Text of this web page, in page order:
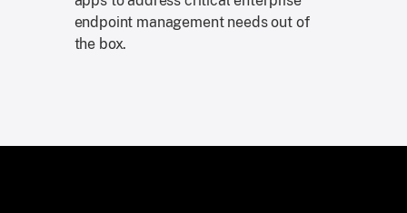
endpoint management needs out of
the box.